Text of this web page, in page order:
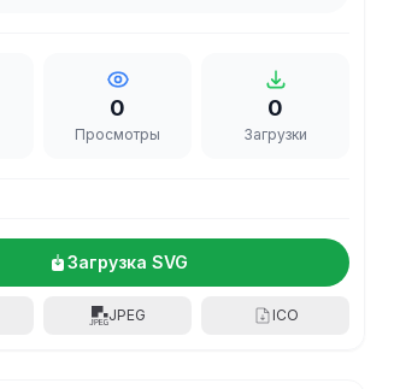
0
Просмотры
0
Загрузки
Загрузка SVG
JPEG ICO